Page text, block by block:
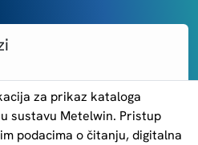
za prikaz kataloga
sustavu Metelwin. Pristup
podacima o čitanju, digitalna